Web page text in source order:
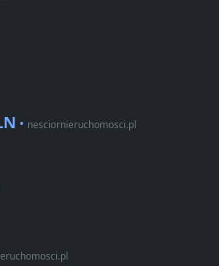
• nesciornieruchomosci.pl